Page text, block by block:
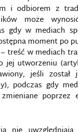
i odbiorem z
może
gdy w mediach
moment po
treść w mediach
jej utworzeniu
jeśli został
podczas gdy
poprzez
W